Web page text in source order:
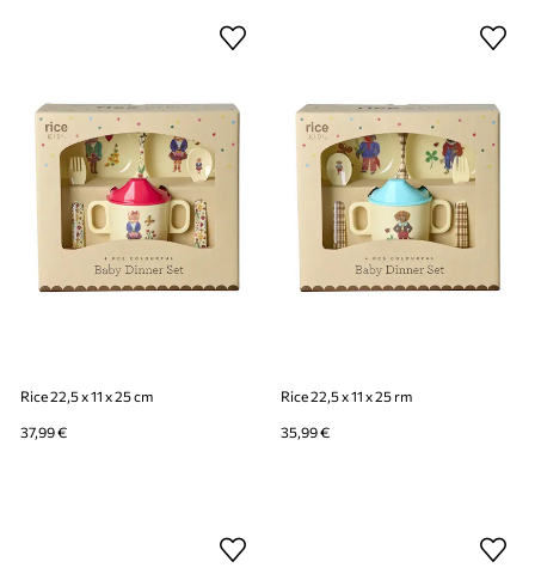
Rice 22,5 x 11 x 25 cm
37,99 €
Rice 22,5 x 11 x 25 rm
35,99 €